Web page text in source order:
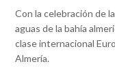
Con la celebración de
aguas de la bahía
clase internacional
Almería.